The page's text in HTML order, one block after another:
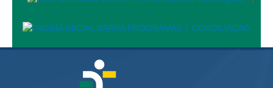
Calendário das Sessões da 3ª Turma 2026